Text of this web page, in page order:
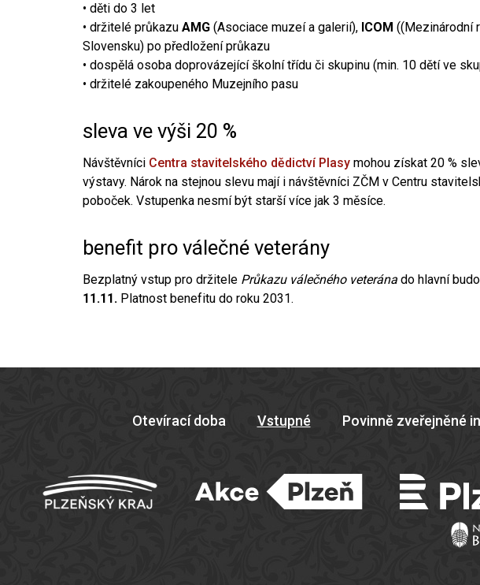
• děti do 3 let
• držitelé průkazu AMG (Asociace muzeí a galerií), ICOM ((Mezinárodní
Slovensku) po předložení průkazu
• dospělá osoba doprovázející školní třídu či skupinu (min. 10 dětí ve
• držitelé zakoupeného Muzejního pasu
sleva ve výši 20 %
Návštěvníci Centra stavitelského dědictví Plasy mohou získat 20 %
výstavy. Nárok na stejnou slevu mají i návštěvníci ZČM v Centru
poboček. Vstupenka nesmí být starší více jak 3 měsíce.
benefit pro válečné veterány
Bezplatný vstup pro držitele Průkazu válečného veterána do hlavní
11.11. Platnost benefitu do roku 2031.
Otevírací doba Vstupné Povinně zveřejněné